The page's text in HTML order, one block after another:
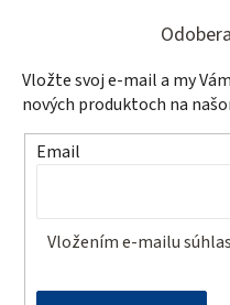
Vložte svoj e-mail a my
nových produktoch na
Email
Vložením e-mailu